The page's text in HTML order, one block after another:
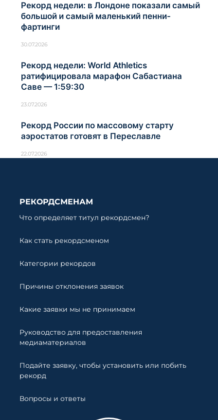
Рекорд недели: в Лондоне показали самый
большой и самый маленький пенни-
фартинги
30.07.2026
Рекорд недели: World Athletics
ратифицировала марафон Сабастиана
Саве — 1:59:30
23.07.2026
Рекорд России по массовому старту
аэростатов готовят в Переславле
22.07.2026
РЕКОРДСМЕНАМ
Что определяет титул рекордсмен?
Как стать рекордсменом
Категории рекордов
Причины отклонения заявок
Какие заявки мы не принимаем
Руководство для предоставления
медиаматериалов
Подайте заявку, чтобы установить или побить
рекорд
Вопросы и ответы